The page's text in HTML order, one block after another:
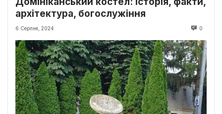
архітектура, богослужіння
6 Серпня, 2024 0